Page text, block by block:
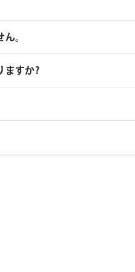
。
入の場合はお見積りベース
ますか?
ります、フローティング
きましては、ノードロッ